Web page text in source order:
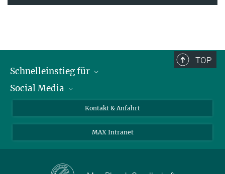
TOP
Schnelleinstieg für
Journalist*innen
Schüler*innen und Lehrkräfte
Social Media
LinkedIn
Facebook
Kontakt & Anfahrt
MAX Intranet